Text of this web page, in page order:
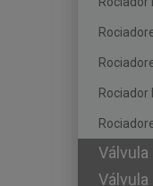
Rociador